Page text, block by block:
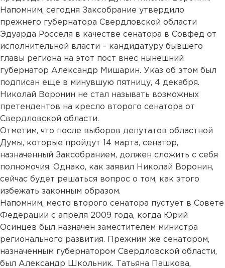
Напомним, сегодня Заксобрание утвердило
прежнего губернатора Свердловской области
Эдуарда Росселя в качестве сенатора в Совфед от
исполнительной власти – кандидатуру бывшего
главы региона на этот пост внес нынешний
губернатор Александр Мишарин. Указ об этом был
подписан еще в минувшую пятницу, 4 декабря.
Николай Воронин не стал называть возможных
претендентов на кресло второго сенатора от
Свердловской области.
Отметим, что после выборов депутатов областной
Думы, которые пройдут 14 марта, сенатор,
назначенный Заксобранием, должен сложить с себя
полномочия. Однако, как заявил Николай Воронин,
сейчас будет решаться вопрос о том, как этого
избежать законным образом.
Напомним, место второго сенатора пустует в Совете
Федерации с апреля 2009 года, когда Юрий
Осинцев был назначен заместителем министра
регионального развития. Прежним же сенатором,
назначенным губернатором Свердловской области,
был Александр Школьник. Татьяна Пашкова,